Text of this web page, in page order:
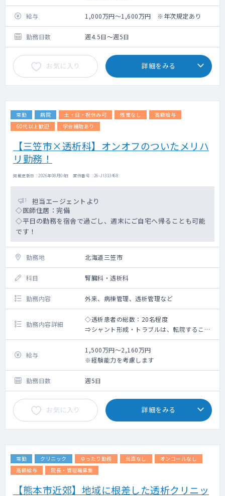
給与 1,000万円～1,600万円 ※年次規定あり
勤務日数 週4.5日～週5日
お気に入り 詳細をみる
常勤 病院 土・日・祝休み可 残業なし
高額給与
60代以上歓迎
学会補助あり
【三笠市×透析科】オンオフのついたメリハ
リ勤務！
掲載更新日 : 2026年08月04日 案件番号 : 26-JI313468
担当エージェントより
◇医師住居：完備
◇平日の勤務を宿舎で過ごし、週末にご自宅へ帰ることも可能
です！
勤務地 北海道三笠市
科目 腎臓科・透析科
勤務内容 外来、病棟管理、透析管理など
勤務内容詳細
◇透析患者の総数：20名程度
⇒シャント形成・トラブルは、転院すること
が多いです。
◇外来（受け持ちコマ数応相談）
◇病棟管理（受け持ち応相談：主治医制 ）
＜時間外勤務について＞
残業：ほとんどありません
当直：あり(平日に月2～3回程度)※当直明け
の午後の業務は免除となります。
病棟管理：あり（「平日：週1回程度、土日：
月1回程度」の受け持ち） ※オンコール体制
2件程度）※対応不可なものは搬送
給与
1,500万円～2,160万円
※経験能力を考慮します
勤務日数 週5日
お気に入り 詳細をみる
常勤 クリニック ゆったり勤務 当直なし
オンコールなし
高額給与
院長・管理職募集
【熊本市近郊】地域に根差した透析クリニッ